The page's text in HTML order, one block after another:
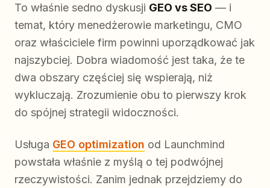
To właśnie sedno dyskusji GEO vs SEO — i
temat, który menedżerowie marketingu, CMO
oraz właściciele firm powinni uporządkować jak
najszybciej. Dobra wiadomość jest taka, że te
dwa obszary częściej się wspierają, niż
wykluczają. Zrozumienie obu to pierwszy krok
do spójnej strategii widoczności.
Usługa GEO optimization od Launchmind
powstała właśnie z myślą o tej podwójnej
rzeczywistości. Zanim jednak przejdziemy do